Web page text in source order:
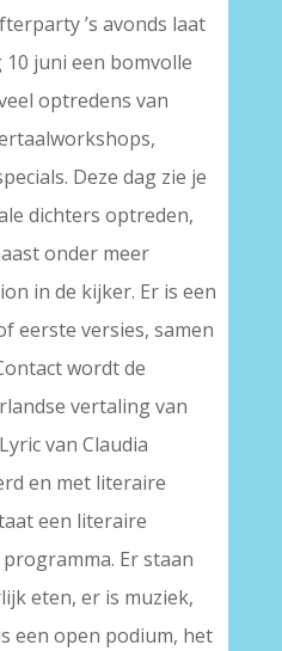
’s avonds laat
juni een bomvolle
optredens van
Deze dag zie je
dichters optreden,
onder meer
in de kijker. Er is een
eerste versies, samen
wordt de
vertaling van
van Claudia
en met literaire
een literaire
Er staan
eten, er is muziek,
een open podium, het